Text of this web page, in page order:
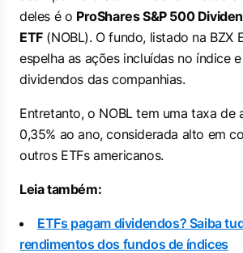
deles é o ProShares S&P 500
ETF(NOBL). O fundo, listado na BZX
espelha as ações incluídas no índice
dividendos das companhias.
Entretanto, o NOBL tem uma taxa de
0,35% ao ano, considerada alto em
outros ETFs americanos.
Leia também:
ETFs pagam dividendos? Saiba
rendimentos dos fundos de índices